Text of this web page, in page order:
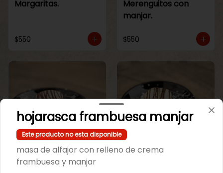
Margaritas.
$550
Merenguitos con
manjar.
$550
Mini Maicena
Chocolate.
Mini maicena de
hojarasca frambuesa manjar
Este producto no esta disponible
masa de alfajor con relleno de crema
frambuesa y manjar